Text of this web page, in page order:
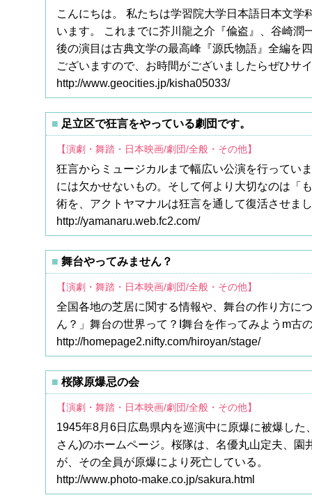
こんにちは。 私たちは学習院大学日本語日本文
います。 これまでに芥川龍之介『偸盗』、谷崎
後の演目は古典文学の最高峰『源氏物語』全編を
ございますので、お時間がございましたらぜひサ
http://www.geocities.jp/kisha05033/
足立区で狂言をやっている劇団です。
【演劇・舞踏・日本映画/劇団/全般・その他】
狂言からミュージカルまで幅広い公演を行ってい
には欠かせないもの。そして何より大切なのは「
術を、アクトヤマナルは狂言を通して復活させま
http://yamanaru.web.fc2.com/
舞台やってみません？
【演劇・舞踏・日本映画/劇団/全般・その他】
全国各地の芝居に関する情報や、舞台の作り方に
ん？」舞台の世界って？I舞台を作ってみようm古
http://homepage2.nifty.com/hiroyan/stage/
桜隊原爆忌の会
【演劇・舞踏・日本映画/劇団/全般・その他】
1945年8月6日広島県内を巡演中に原爆に被爆し
さん)のホームページ。桜隊は、名優丸山定夫、
が、その全員が原爆により死亡している。
http://www.photo-make.co.jp/sakura.html